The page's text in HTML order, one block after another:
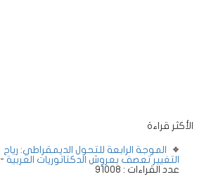
الأكثر قراءة
الموجة الرابعة للتحول الديمقراطي: رياح
التغيير تعصف بعروش الدكتاتوريات العربية -
عدد القراءات : 91008